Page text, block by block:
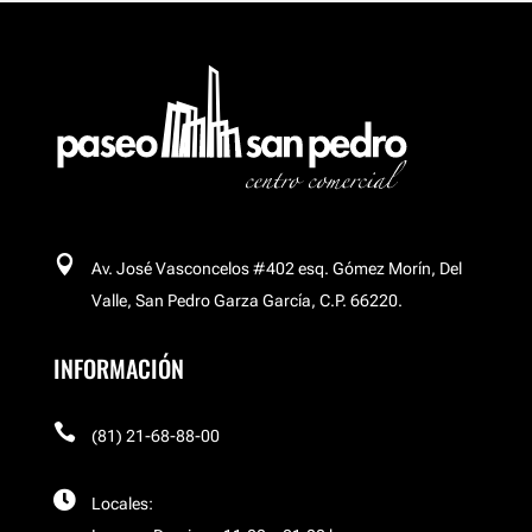
Carl´s Jr
Cinemex Platino
Corso
El Palacio de Hierro
El Palacio de Hierro

Av. José Vasconcelos #402 esq. Gómez Morín, Del
Valle, San Pedro Garza García, C.P. 66220.
INFORMACIÓN
 (81) 21-68-88-00

Locales: